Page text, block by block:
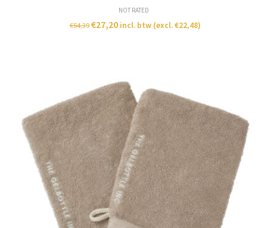
NOT RATED
€54,39 €27,20 incl. btw (excl.€22,48)